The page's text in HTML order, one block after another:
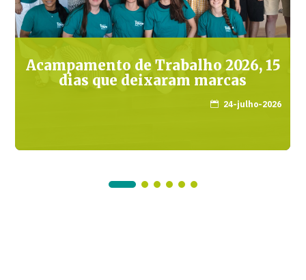
Acampamento de Trabalho 2026, 15
dias que deixaram marcas
 24-julho-2026